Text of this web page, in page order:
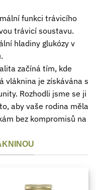
funkci trávicího
trávicí soustavu.
hladiny glukózy v
začíná tím, kde
vláknina je získávána s
Rozhodli jsme se ji
aby vaše rodina měla
bez kompromisů na